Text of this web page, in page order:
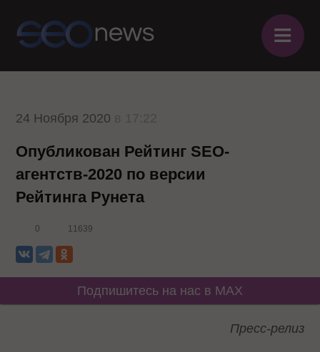
≡
24 Ноября 2020
Опубликован Рейтинг SEO-
агентств-2020 по версии
Рейтинга Рунета
0 11639
Подпишитесь на нас в MAX
Пресс-релиз